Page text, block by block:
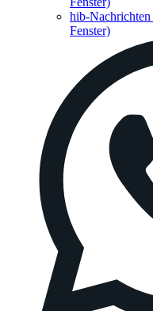
hib-Nachrichten
Fenster)